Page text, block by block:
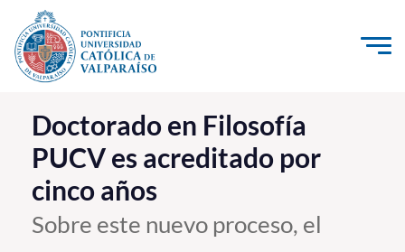
Click acá para ir directamente al contenido
La Universidad
Investigación, Creación e Innovación
PUCV Internacional
Vinculación con el Medio
Doctorado en Filosofía
PUCV es acreditado por
cinco años
Sobre este nuevo proceso, el